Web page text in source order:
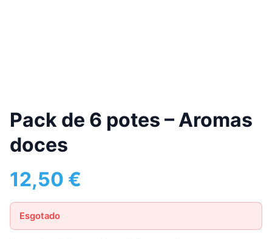
Pack de 6 potes – Aromas
doces
12,50 €
Esgotado